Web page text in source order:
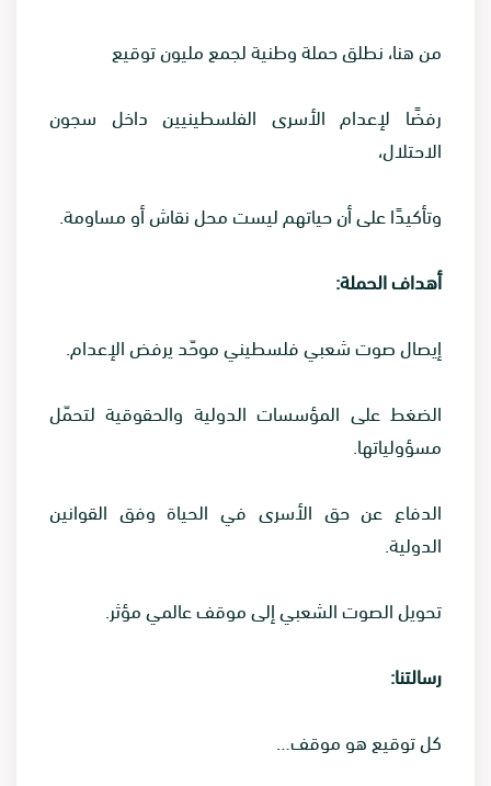
من هنا، نطلق حملة وطنية لجمع مليون توقيع
رفضًا لإعدام الأسرى الفلسطينيين داخل سجون
الاحتلال،
وتأكيدًا على أن حياتهم ليست محل نقاش أو مساومة.
أهداف الحملة:
إيصال صوت شعبي فلسطيني موحّد يرفض الإعدام.
الضغط على المؤسسات الدولية والحقوقية لتحمّل
مسؤولياتها.
الدفاع عن حق الأسرى في الحياة وفق القوانين
الدولية.
تحويل الصوت الشعبي إلى موقف عالمي مؤثر.
رسالتنا:
كل توقيع هو موقف…